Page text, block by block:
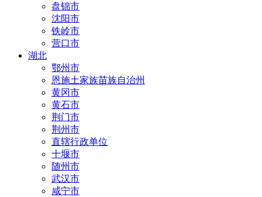
盘锦市
沈阳市
铁岭市
营口市
湖北
鄂州市
恩施土家族苗族自治州
黄冈市
黄石市
荆门市
荆州市
直辖行政单位
十堰市
随州市
武汉市
咸宁市